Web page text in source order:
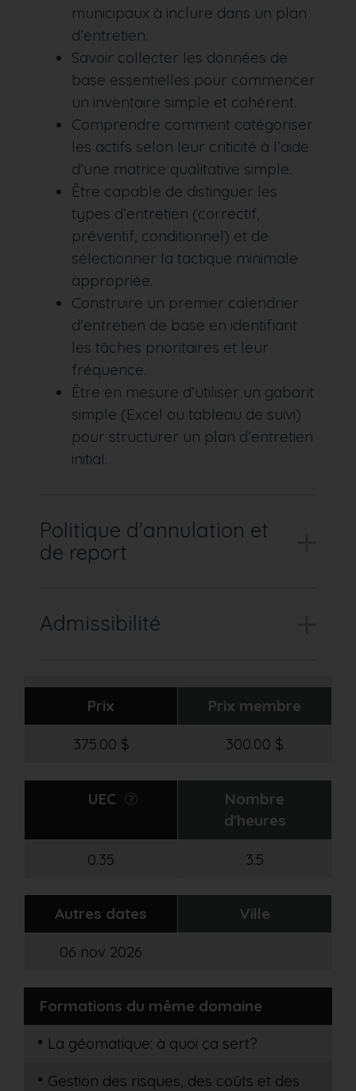
municipaux à inclure dans un plan
d’entretien.
Savoir collecter les données de
base essentielles pour commencer
un inventaire simple et cohérent.
Comprendre comment catégoriser
les actifs selon leur criticité à l’aide
d’une matrice qualitative simple.
Être capable de distinguer les
types d’entretien (correctif,
préventif, conditionnel) et de
sélectionner la tactique minimale
appropriée.
Construire un premier calendrier
d’entretien de base en identifiant
les tâches prioritaires et leur
fréquence.
Être en mesure d’utiliser un gabarit
simple (Excel ou tableau de suivi)
pour structurer un plan d’entretien
initial.
Politique d'annulation et
de report
Admissibilité
Prix
Prix membre
375.00 $
300.00 $
UEC
Nombre
d'heures
0.35 3.5
Autres dates
Ville
06 nov 2026
Formations du même domaine
La géomatique: à quoi ça sert?
Gestion des risques, des coûts et des